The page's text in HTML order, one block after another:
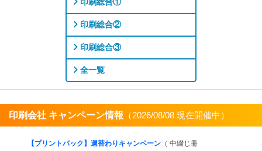
印刷総合②
印刷総合③
全一覧
印刷会社 キャンペーン情報 （2026/08/08 現在開催中）
【プリントパック】週替わりキャンペーン （ 中綴じ冊